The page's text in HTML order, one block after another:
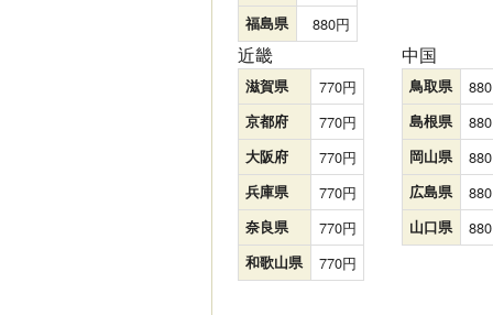
福島県 880
近畿
滋賀県 770
京都府 770
大阪府 770
兵庫県 770
奈良県 770
和歌山県 770
中国
鳥取県 880
島根県 880
岡山県 880
広島県 880
山口県 880